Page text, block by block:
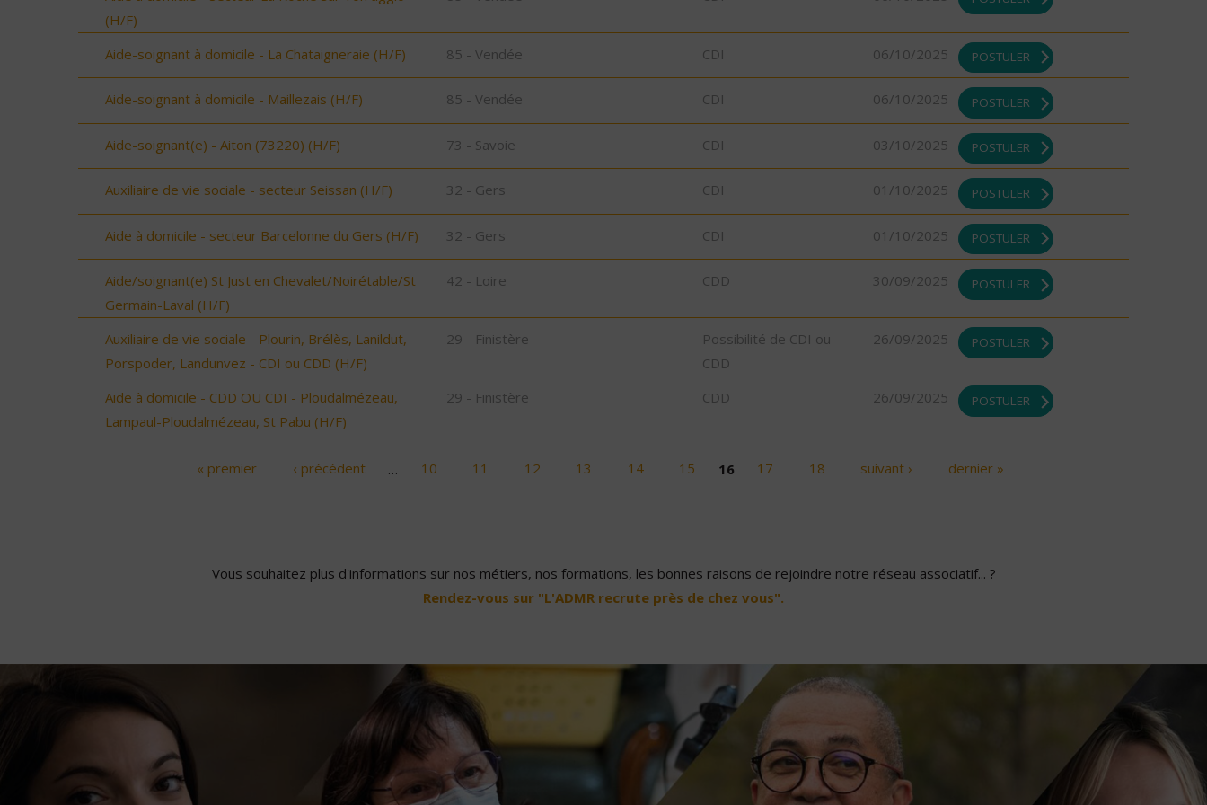
(H/F)
Aide-soignant à domicile - La Chataigneraie (H/F) 85 - Vendée CDI 06/10/2025 POSTULER
Aide-soignant à domicile - Maillezais (H/F) 85 - Vendée CDI 06/10/2025 POSTULER
Aide-soignant(e) - Aiton (73220) (H/F) 73 - Savoie CDI 03/10/2025 POSTULER
Auxiliaire de vie sociale - secteur Seissan (H/F) 32 - Gers CDI 01/10/2025 POSTULER
Aide à domicile - secteur Barcelonne du Gers (H/F) 32 - Gers CDI 01/10/2025 POSTULER
Aide/soignant(e) St Just en Chevalet/Noirétable/St
Germain-Laval (H/F)
42 - Loire CDD 30/09/2025 POSTULER
Auxiliaire de vie sociale - Plourin, Brélès, Lanildut,
Porspoder, Landunvez - CDI ou CDD (H/F)
29 - Finistère
Possibilité de CDI ou
CDD
26/09/2025 POSTULER
Aide à domicile - CDD OU CDI - Ploudalmézeau,
Lampaul-Ploudalmézeau, St Pabu (H/F)
29 - Finistère CDD 26/09/2025 POSTULER
« premier ‹ précédent … 10 11 12 13 14 15 16 17 18 suivant › dernier »
Vous souhaitez plus d'informations sur nos métiers, nos formations, les bonnes raisons de rejoindre notre réseau associatif... ?
Rendez-vous sur "L'ADMR recrute près de chez vous".